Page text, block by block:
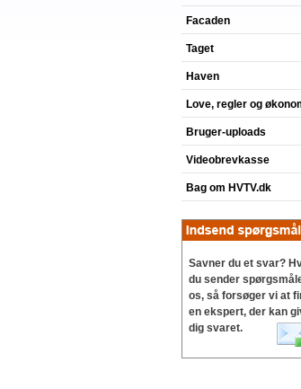
Facaden
Taget
Haven
Love, regler og
Bruger-uploads
Videobrevkasse
Bag om HVTV.dk
Savner du et svar?
du sender
os, så forsøger vi at
en ekspert, der kan
dig svaret.